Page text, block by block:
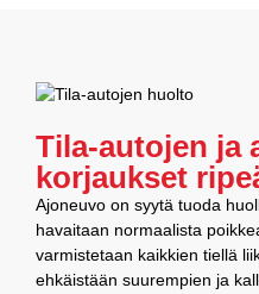
Tila-autojen ja
korjaukset
Ajoneuvo on syytä tuoda
havaitaan normaalista
varmistetaan kaikkien tiellä
ehkäistään suurempien ja